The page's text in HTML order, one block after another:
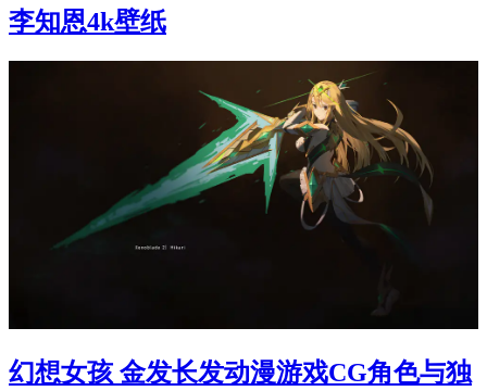
李知恩4k壁纸
幻想女孩 金发长发动漫游戏CG角色与独